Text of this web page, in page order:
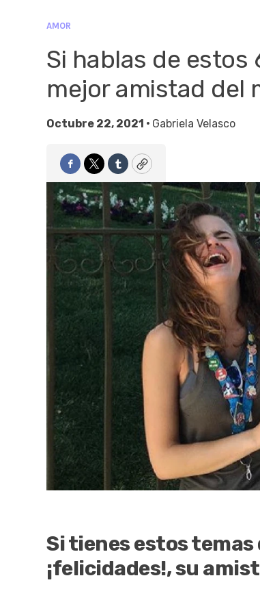
AMOR
Si hablas de estos
mejor amistad del
Octubre 22, 2021 • Gabriela Velasco
Facebook
TwitterTumblrCopy
Si tienes estos
¡felicidades!, su